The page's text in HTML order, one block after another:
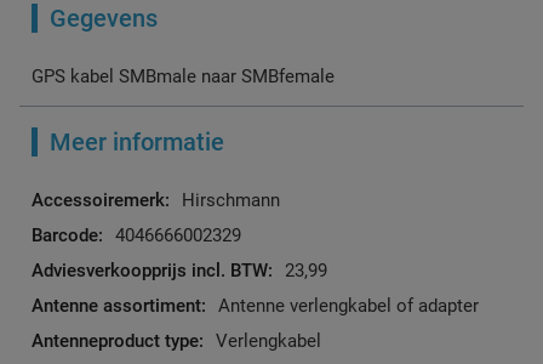
Gegevens
GPS kabel SMBmale naar SMBfemale
Meer informatie
Meer
informatie
Hirschmann
4046666002329
23,99
Antenne verlengkabel of adapter
Verlengkabel